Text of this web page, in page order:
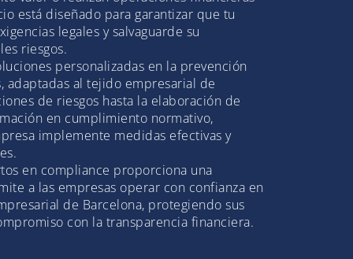
está diseñado para garantizar que tu
legales y salvaguarde su
riesgos.
personalizadas en la prevención
adaptadas al tejido empresarial de
de riesgos hasta la elaboración de
en cumplimiento normativo,
implemente medidas efectivas y
en compliance proporciona una
a las empresas operar con confianza en
de Barcelona, protegiendo sus
con la transparencia financiera.